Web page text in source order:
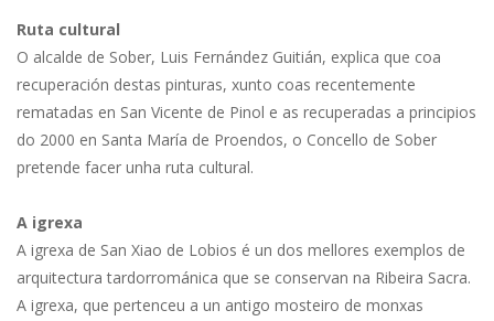
Ruta cultural
O alcalde de Sober, Luis Fernández Guitián, explica que coa
recuperación destas pinturas, xunto coas recentemente
rematadas en San Vicente de Pinol e as recuperadas a principios
do 2000 en Santa María de Proendos, o Concello de Sober
pretende facer unha ruta cultural.
A igrexa
A igrexa de San Xiao de Lobios é un dos mellores exemplos de
arquitectura tardorrománica que se conservan na Ribeira Sacra.
A igrexa, que pertenceu a un antigo mosteiro de monxas